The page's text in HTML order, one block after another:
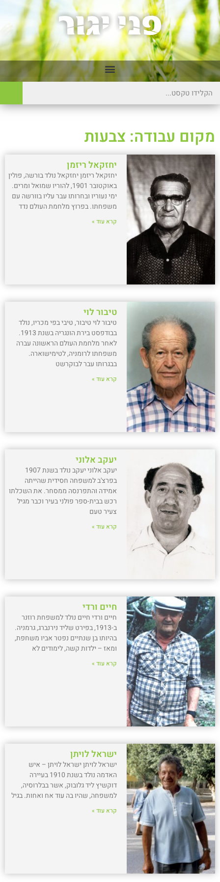
מקום עבודה: צבעות
יחזקאל ריזמן
יחזקאל ריזמן יחזקאל נולד בורשה, פולין
באוקטובר 1901, להוריו שמואל ומרים.
ימי נעוריו ובחרותו עבר עליו בוורשה עם
משפחתו. בפרוץ מלחמת העולם נדד
קרא עוד »
טיבור לוי
טיבור לוי טיבור, טיבי בפי מכריו, נולד
בבודפסט בירת הונגריה בשנת 1913.
לאחר מלחמת העולם הראשונה עברה
משפחתו לרומניה, לטימישוארה.
בבגרותו עבר לבוקרשט
קרא עוד »
יעקב אלוני
יעקב אלוני יעקב נולד בשנת 1907
בפרצ'ב למשפחה חסידית שהייתה
אמידה והתפרנסה ממסחר. את השכלתו
רכש בבית-ספר פולני בעיר וכבר מגיל
צעיר טעם
קרא עוד »
חיים ורדי
חיים ורדי חיים נולד למשפחת רוזנר
ב-1913, בפירט שליד נירנברג, גרמניה.
בהיותו בן שנתיים נפטר אביו משחפת,
ומאז – ילדות קשה, לימודים לא
קרא עוד »
ישראל לויתן
ישראל לויתן ישראל לויתן – איש
האדמה נולד בשנת 1910 בעיירה
דוקשיץ ליד גלובוק, אשר בבלרוסיה,
למשפחה, שהיו בה עוד אח ואחות. בגיל
קרא עוד »